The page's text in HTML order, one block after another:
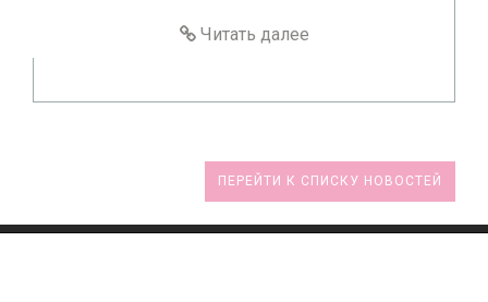
Читать далее
ПЕРЕЙТИ К СПИСКУ НОВОСТЕЙ